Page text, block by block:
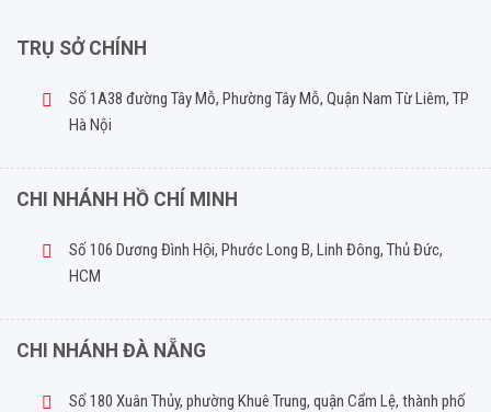
TRỤ SỞ CHÍNH
Số 1A38 đường Tây Mỗ, Phường Tây Mỗ, Quận Nam Từ Liêm, TP
Hà Nội
CHI NHÁNH HỒ CHÍ MINH
Số 106 Dương Đình Hội, Phước Long B, Linh Đông, Thủ Đức,
HCM
CHI NHÁNH ĐÀ NẴNG
Số 180 Xuân Thủy, phường Khuê Trung, quận Cẩm Lệ, thành phố